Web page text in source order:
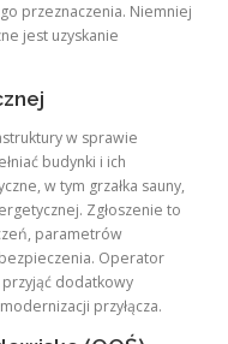
przeznaczenia. Niemniej
jest uzyskanie
w sprawie
budynki i ich
w tym grzałka sauny,
Zgłoszenie to
parametrów
Operator
dodatkowy
przyłącza.